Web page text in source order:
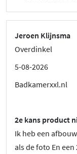
Jeroen Klijnsma
Overdinkel
5-08-2026
Badkamerxxl.nl
2e kans product
Ik heb een
als de foto En